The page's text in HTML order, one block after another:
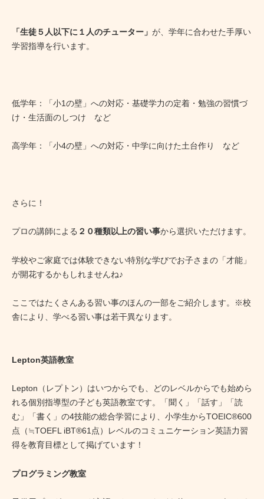
「生徒５人以下に１人のチューター」 が、学年に合わせた手厚い
学習指導を行います。
低学年：「小1の壁」への対応・基礎学力の定着・勉強の習慣づ
け・生活面のしつけ など
高学年：「小4の壁」への対応・中学に向けた土台作り など
さらに！
プロの講師による ２０種類以上の習い事から選択いただけます。
学校やご家庭では体験できない特別な学びでお子さまの「才能」
が開花するかもしれませんね♪
ここではたくさんある習い事のほんの一部をご紹介します。※校
舎により、学べる習い事は若干異なります。
Lepton英語教室
Lepton（レプトン）はいつからでも、どのレベルからでも始めら
れる個別指導型の子ども英語教室です。「聞く」「話す」「読
む」「書く」の4技能の総合学習により、小学生からTOEIC®600
点（≒TOEFL iBT®61点）レベルのコミュニケーション英語力習
得を教育目標として掲げています！
プログラミング教室